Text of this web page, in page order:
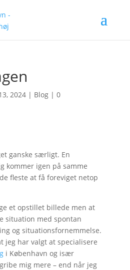
2024| Blog| 0
ganske særligt. En
kommer igen på samme
fleste at få foreviget netop
et opstillet billede men at
situation med spontan
og situationsfornemmelse.
jeg har valgt at specialisere
i København og især
mig mere – end når jeg